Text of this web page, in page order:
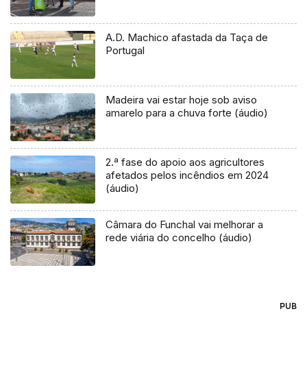
A.D. Machico afastada da Taça de
Portugal
Madeira vai estar hoje sob aviso
amarelo para a chuva forte (áudio)
2.ª fase do apoio aos agricultores
afetados pelos incêndios em 2024
(áudio)
Câmara do Funchal vai melhorar a
rede viária do concelho (áudio)
PUB